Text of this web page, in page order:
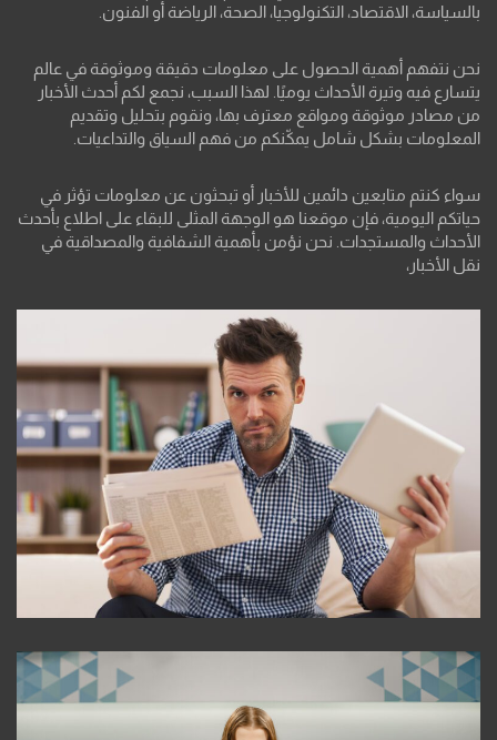
بالسياسة، الاقتصاد، التكنولوجيا، الصحة، الرياضة أو الفنون.
نحن نتفهم أهمية الحصول على معلومات دقيقة وموثوقة في عالم
يتسارع فيه وتيرة الأحداث يوميًا. لهذا السبب، نجمع لكم أحدث الأخبار
من مصادر موثوقة ومواقع معترف بها، ونقوم بتحليل وتقديم
المعلومات بشكل شامل يمكّنكم من فهم السياق والتداعيات.
سواء كنتم متابعين دائمين للأخبار أو تبحثون عن معلومات تؤثر في
حياتكم اليومية، فإن موقعنا هو الوجهة المثلى للبقاء على اطلاع بأحدث
الأحداث والمستجدات. نحن نؤمن بأهمية الشفافية والمصداقية في
نقل الأخبار،